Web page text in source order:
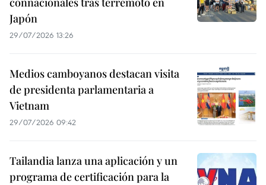
Japón
29/07/2026 13:26
Medios camboyanos destacan visita
de presidenta parlamentaria a
Vietnam
29/07/2026 09:42
Tailandia lanza una aplicación y un
programa de certificación para la